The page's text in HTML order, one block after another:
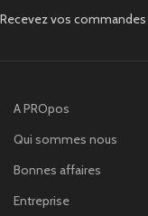
Recevez vos
A PROpos
Qui sommes nous
Bonnes affaires
Entreprise